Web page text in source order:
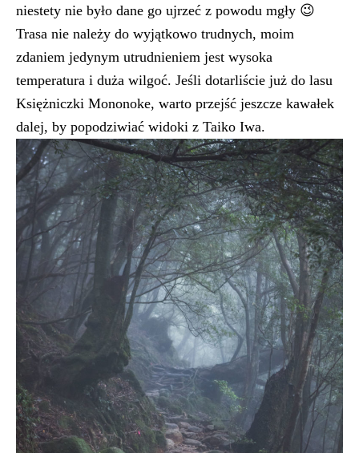
niestety nie było dane go ujrzeć z powodu mgły 😉
Trasa nie należy do wyjątkowo trudnych, moim
zdaniem jedynym utrudnieniem jest wysoka
temperatura i duża wilgoć. Jeśli dotarliście już do lasu
Księżniczki Mononoke, warto przejść jeszcze kawałek
dalej, by popodziwiać widoki z Taiko Iwa.